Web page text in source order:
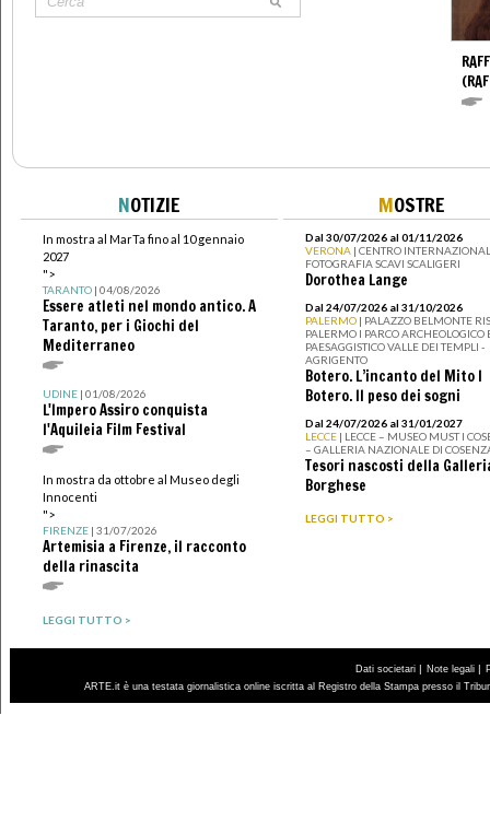
NOTIZIE
In mostra al MarTa fino al 10 gennaio
2027
">
TARANTO| 04/08/2026
Essere atleti nel mondo antico. A
Taranto, per i Giochi del
Mediterraneo
UDINE| 01/08/2026
L'Impero Assiro conquista
l'Aquileia Film Festival
In mostra da ottobre al Museo degli
Innocenti
">
FIRENZE| 31/07/2026
Artemisia a Firenze, il racconto
della rinascita
LEGGI TUTTO >
MOSTRE
Dal 30/07/2026 al 01/11/2026
VERONA | CENTRO
FOTOGRAFIA SCAVI SCALIGERI
Dorothea Lange
Dal 24/07/2026 al 31/10/2026
PALERMO | PALAZZO BELMONTE
PALERMO I PARCO ARCHEOLOGICO
PAESAGGISTICO VALLE DEI TEMPLI -
AGRIGENTO
Botero. L’incanto del Mito I
Botero. Il peso dei sogni
Dal 24/07/2026 al 31/01/2027
LECCE | LECCE – MUSEO MUST I
– GALLERIA NAZIONALE DI
Tesori nascosti della
Borghese
LEGGI TUTTO >
Dati societari | Note legali |
ARTE.it è una testata giornalistica online iscritta al Registro della Stampa presso il